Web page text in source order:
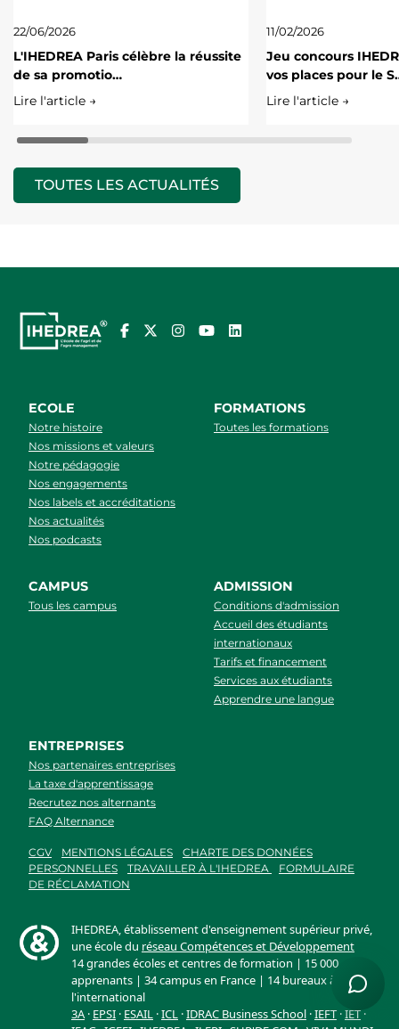
22/06/2026
L'IHEDREA Paris célèbre la réussite
de sa promotio…
Lire l'article →
11/02/2026
Jeu concours
vos places pour le
Lire l'article →
TOUTES LES ACTUALITÉS
ECOLE
Notre histoire
Nos missions et valeurs
Notre pédagogie
Nos engagements
Nos labels et accréditations
Nos actualités
Nos podcasts
FORMATIONS
Toutes les formations
CAMPUS
Tous les campus
ADMISSION
Conditions d'admission
Accueil des étudiants
internationaux
Tarifs et financement
Services aux étudiants
Apprendre une langue
ENTREPRISES
Nos partenaires entreprises
La taxe d'apprentissage
Recrutez nos alternants
FAQ Alternance
CGV MENTIONS LÉGALES
CHARTE DES DONNÉES
PERSONNELLES
TRAVAILLER À L'IHEDREA
FORMULAIRE
DE RÉCLAMATION